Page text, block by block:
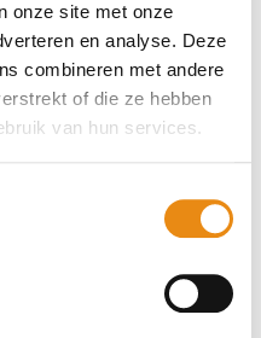
onze site met onze
en analyse. Deze
combineren met andere
of die ze hebben
van hun services.
prijsopgave op